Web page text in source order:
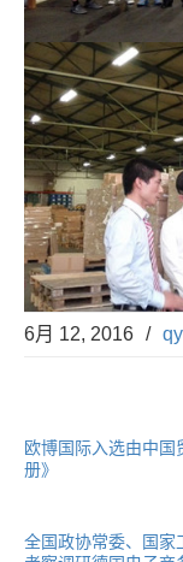
6月 12, 2016 /
欧博国际入选由中国
册》
全国政协常委、国家